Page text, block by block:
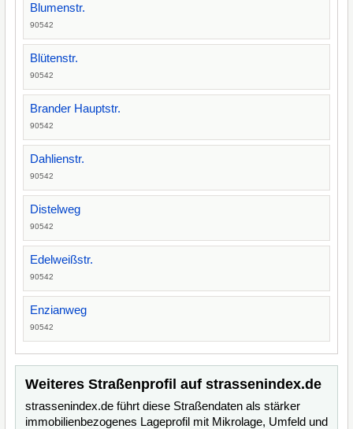
Blumenstr.
90542
Blütenstr.
90542
Brander Hauptstr.
90542
Dahlienstr.
90542
Distelweg
90542
Edelweißstr.
90542
Enzianweg
90542
Weiteres Straßenprofil auf strassenindex.de
strassenindex.de führt diese Straßendaten als stärker
immobilienbezogenes Lageprofil mit Mikrolage, Umfeld und